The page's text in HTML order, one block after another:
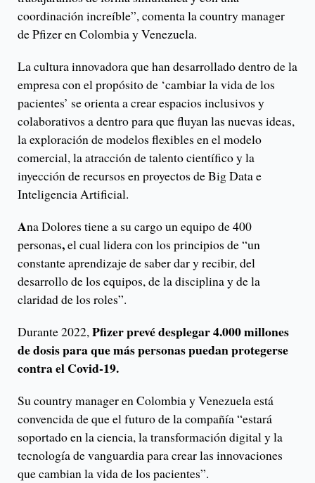
coordinación increíble”, comenta la country manager
de Pfizer en Colombia y Venezuela.
La cultura innovadora que han desarrollado dentro de la
empresa con el propósito de ‘cambiar la vida de los
pacientes’ se orienta a crear espacios inclusivos y
colaborativos a dentro para que fluyan las nuevas ideas,
la exploración de modelos flexibles en el modelo
comercial, la atracción de talento científico y la
inyección de recursos en proyectos de Big Data e
Inteligencia Artificial.
Ana Dolores tiene a su cargo un equipo de 400
personas,el cual lidera con los principios de “un
constante aprendizaje de saber dar y recibir, del
desarrollo de los equipos, de la disciplina y de la
claridad de los roles”.
Durante 2022,Pfizer prevé desplegar 4.000 millones
de dosis para que más personas puedan protegerse
contra el Covid-19.
Su country manager en Colombia y Venezuela está
convencida de que el futuro de la compañía “estará
soportado en la ciencia, la transformación digital y la
tecnología de vanguardia para crear las innovaciones
que cambian la vida de los pacientes”.